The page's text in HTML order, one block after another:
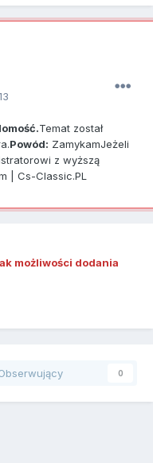
Temat został
Powód: ZamykamJeżeli
z wyższą
| Cs-Classic.PL
możliwości dodania
0